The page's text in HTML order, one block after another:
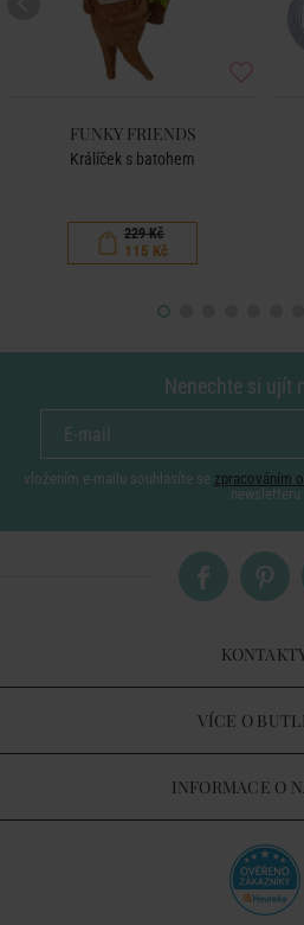
FUNKY FRIENDS
Králíček s batohem
229 Kč
115 Kč
Nenechte si ujít
vložením e-mailu souhlasíte se zpracováním
newsletteru
VÍCE O
INFORMACE O